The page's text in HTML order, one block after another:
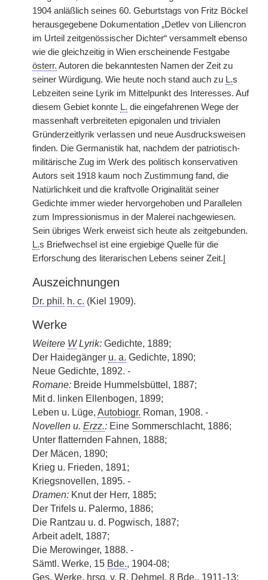
1904 anläßlich seines 60. Geburtstags von Fritz Böckel
herausgegebene Dokumentation „Detlev von Liliencron
im Urteil zeitgenössischer Dichter“ versammelt ebenso
wie die gleichzeitig in Wien erscheinende Festgabe
österr. Autoren die bekanntesten Namen der Zeit zu
seiner Würdigung. Wie heute noch stand auch zu L.s
Lebzeiten seine Lyrik im Mittelpunkt des Interesses. Auf
diesem Gebiet konnte L. die eingefahrenen Wege der
massenhaft verbreiteten epigonalen und trivialen
Gründerzeitlyrik verlassen und neue Ausdrucksweisen
finden. Die Germanistik hat, nachdem der patriotisch-
militärische Zug im Werk des politisch konservativen
Autors seit 1918 kaum noch Zustimmung fand, die
Natürlichkeit und die kraftvolle Originalität seiner
Gedichte immer wieder hervorgehoben und Parallelen
zum Impressionismus in der Malerei nachgewiesen.
Sein übriges Werk erweist sich heute als zeitgebunden.
L.s Briefwechsel ist eine ergiebige Quelle für die
Erforschung des literarischen Lebens seiner Zeit.
Auszeichnungen
Dr. phil. h. c. (Kiel 1909).
Werke
Weitere WLyrik: Gedichte, 1889;
Der Haidegänger u. a. Gedichte, 1890;
Neue Gedichte, 1892. -
Romane: Breide Hummelsbüttel, 1887;
Mit d. linken Ellenbogen, 1899;
Leben u. Lüge, Autobiogr. Roman, 1908. -
Novellen u. Erzz.: Eine Sommerschlacht, 1886;
Unter flatternden Fahnen, 1888;
Der Mäcen, 1890;
Krieg u. Frieden, 1891;
Kriegsnovellen, 1895. -
Dramen: Knut der Herr, 1885;
Der Trifels u. Palermo, 1886;
Die Rantzau u. d. Pogwisch, 1887;
Arbeit adelt, 1887;
Die Merowinger, 1888. -
Sämtl. Werke, 15 Bde., 1904-08;
Ges. Werke, hrsg. v. R. Dehmel, 8 Bde., 1911-13;